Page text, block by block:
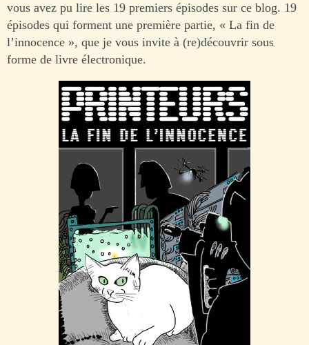
vous avez pu lire les 19 premiers épisodes sur ce blog. 19
épisodes qui forment une première partie, « La fin de
l’innocence », que je vous invite à (re)découvrir sous
forme de livre électronique.